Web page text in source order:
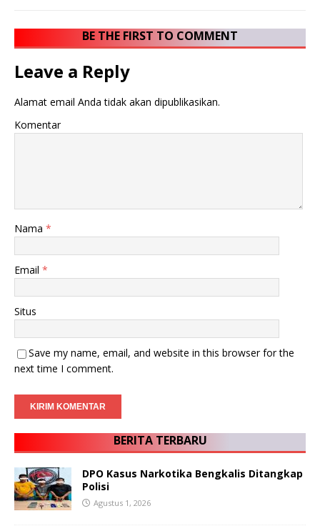
BE THE FIRST TO COMMENT
Leave a Reply
Alamat email Anda tidak akan dipublikasikan.
Komentar
Nama *
Email *
Situs
Save my name, email, and website in this browser for the
next time I comment.
BERITA TERBARU
DPO Kasus Narkotika Bengkalis Ditangkap
Polisi
Agustus 1, 2026